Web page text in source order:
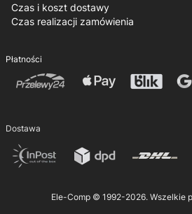
Czas i koszt dostawy
Czas realizacji zamówienia
Płatności
Dostawa
Ele-Comp © 1992-2026. Wszelkie